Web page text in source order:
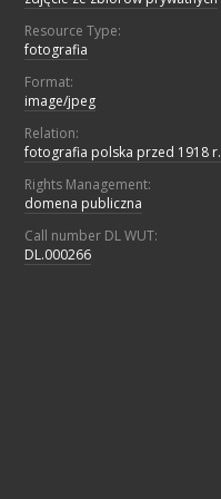
Resource Type:
fotografia
Format:
image/jpeg
Relation:
fotografia polska przed 1918 r.
Rights Management:
domena publiczna
Call number DL WUT:
DL.000266